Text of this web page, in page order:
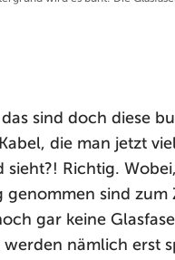
sind doch diese
die man jetzt
sieht?! Richtig.
genommen sind zum
gar keine
werden nämlich erst